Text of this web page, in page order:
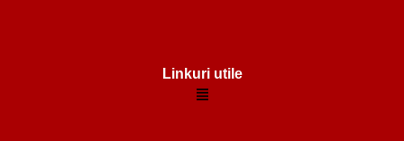
Linkuri utile
Menu